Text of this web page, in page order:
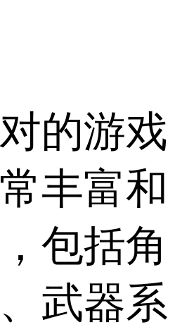
的游戏
丰富和
包括角
武器系